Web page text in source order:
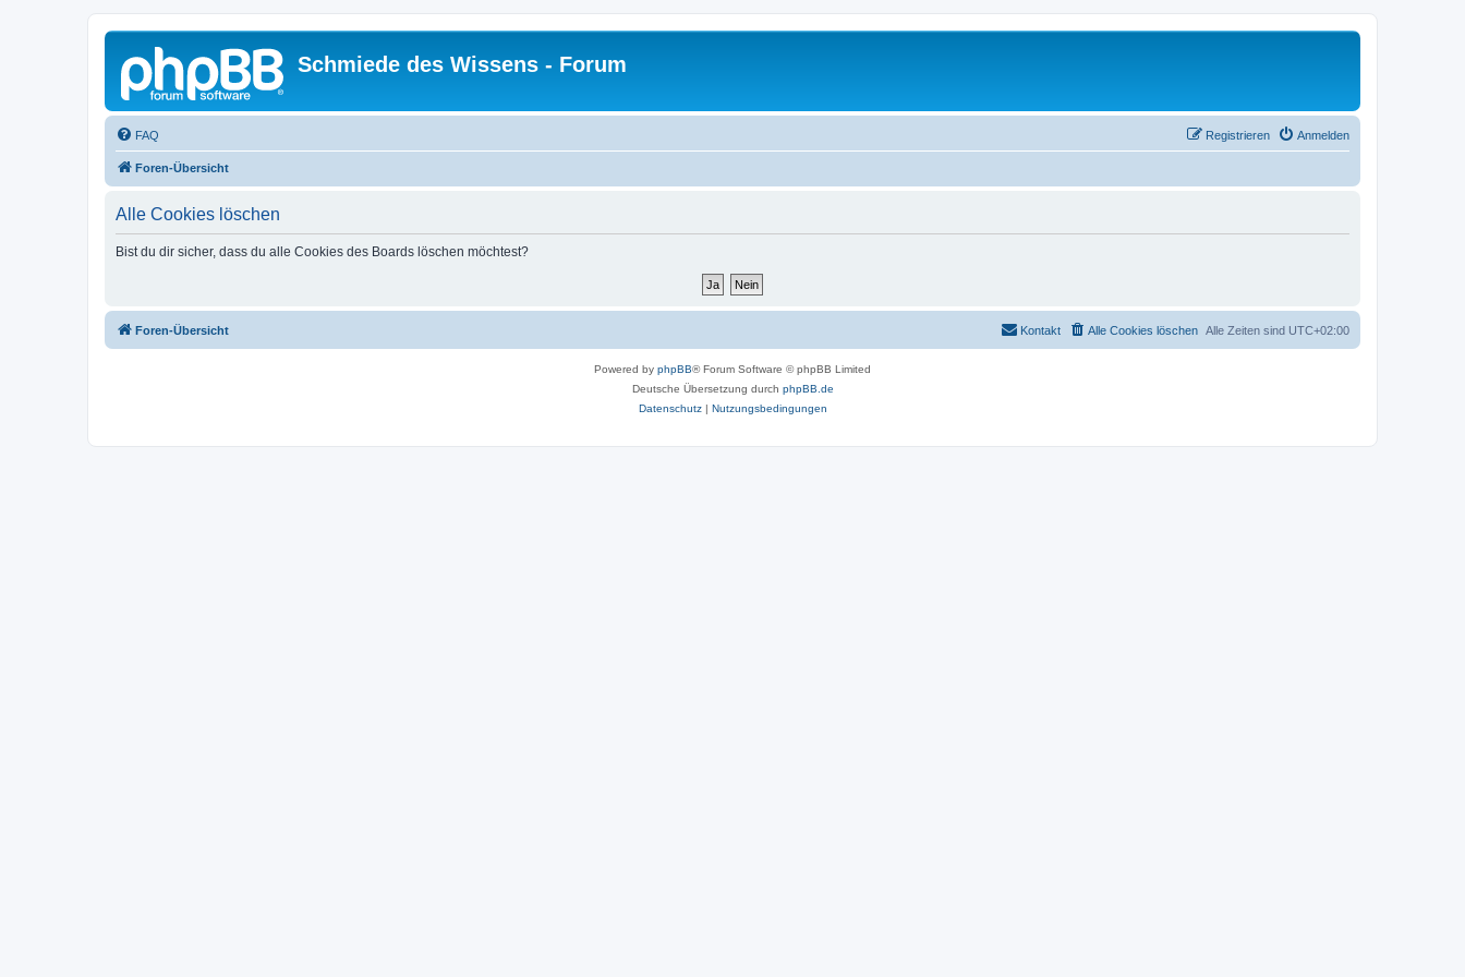
Schmiede des Wissens - Forum
FAQ Anmelden
Registrieren
Foren-Übersicht
Alle Cookies löschen
Bist du dir sicher, dass du alle Cookies des Boards löschen möchtest?
Foren-Übersicht Alle Zeiten sind UTC+02:00
Alle Cookies löschen
Kontakt
Powered by phpBB® Forum Software © phpBB Limited
Deutsche Übersetzung durch phpBB.de
Datenschutz| Nutzungsbedingungen